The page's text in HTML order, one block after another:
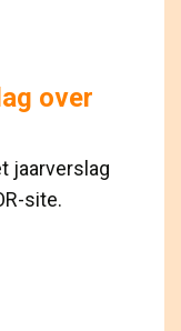
over
jaarverslag
site.